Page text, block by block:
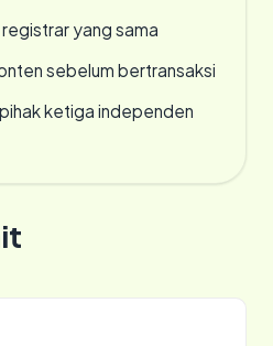
yang sama
sebelum bertransaksi
ketiga independen